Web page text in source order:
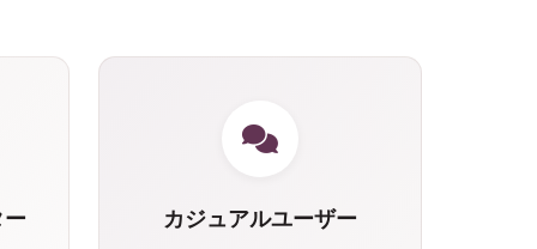
ー カジュアルユーザー